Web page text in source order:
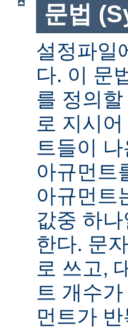
문법
설정파일
다. 이 문
를 정의
로 지시
트들이
아규먼트
아규먼트
값중 하
한다. 문
로 쓰고,
트 개수
먼트가